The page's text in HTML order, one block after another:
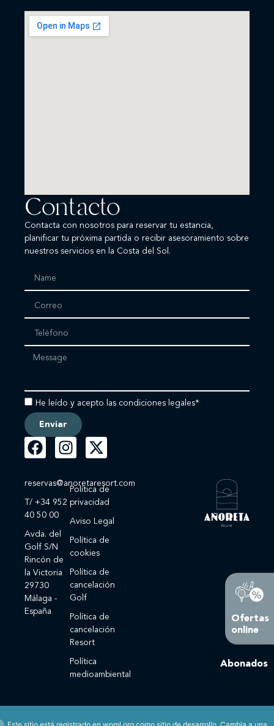
Contacto
Contacta con nosotros para reservar tu estancia,
planificar tu próxima partida o recibir asesoramiento sobre
nuestros servicios en la Costa del Sol.
He leído y acepto las condiciones legales*
Enviar
reservas@anoretaresort.com
T/ +34 952
40 50 00
Avda. del
Golf S/N
Rincón de
la Victoria
29730
Málaga -
España
Política de
privacidad
Aviso Legal
Política de
cookies
Política de
cancelación
Golf
Política de
cancelación
Resort
Política
medioambiental
Ofertas
online
Abonados